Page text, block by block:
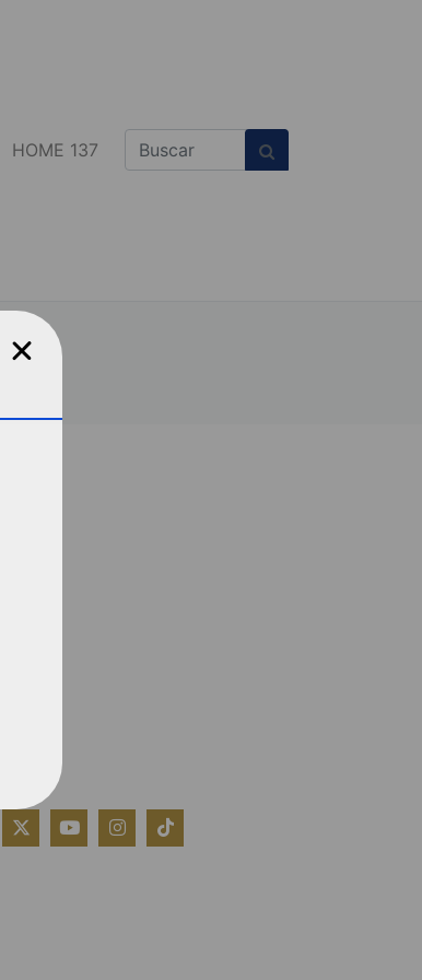
HOME 137
POLÍTICA DE PRIVACIDAD